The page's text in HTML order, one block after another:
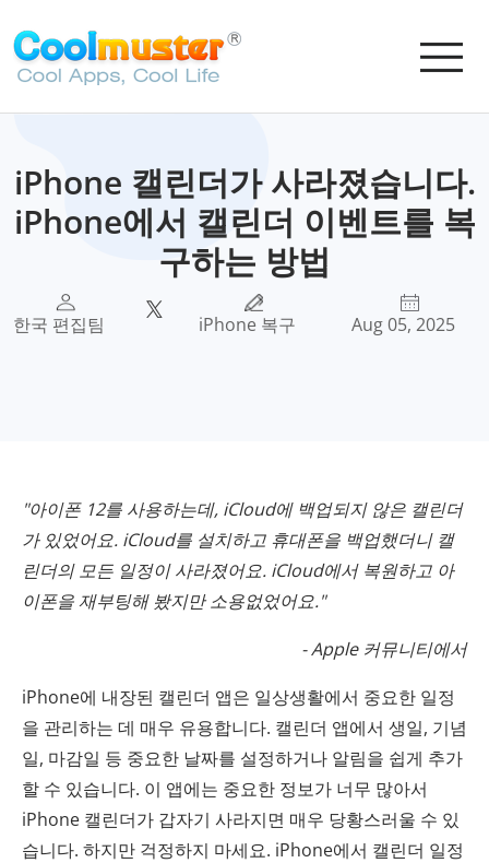
iPhone 캘린더가 사라졌습니다.
iPhone에서 캘린더 이벤트를 복
구하는 방법
한국 편집팀 iPhone 복구 Aug 05, 2025
"아이폰 12를 사용하는데, iCloud에 백업되지 않은 캘린더
가 있었어요. iCloud를 설치하고 휴대폰을 백업했더니 캘
린더의 모든 일정이 사라졌어요. iCloud에서 복원하고 아
이폰을 재부팅해 봤지만 소용없었어요."
- Apple 커뮤니티에서
iPhone에 내장된 캘린더 앱은 일상생활에서 중요한 일정
을 관리하는 데 매우 유용합니다. 캘린더 앱에서 생일, 기념
일, 마감일 등 중요한 날짜를 설정하거나 알림을 쉽게 추가
할 수 있습니다. 이 앱에는 중요한 정보가 너무 많아서
iPhone 캘린더가 갑자기 사라지면 매우 당황스러울 수 있
습니다. 하지만 걱정하지 마세요. iPhone에서 캘린더 일정